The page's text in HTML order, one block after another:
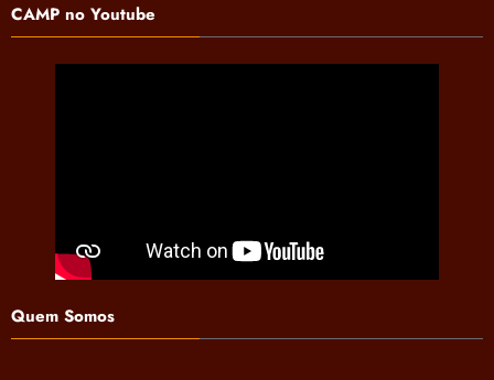
CAMP no Youtube
Quem Somos